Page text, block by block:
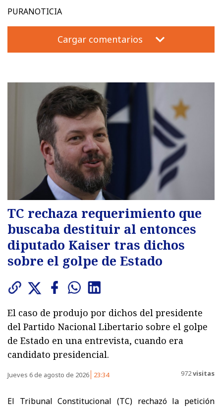
PURANOTICIA
Cargar comentarios
TC rechaza requerimiento que
buscaba destituir al entonces
diputado Kaiser tras dichos
sobre el golpe de Estado
El caso de produjo por dichos del presidente
del Partido Nacional Libertario sobre el golpe
de Estado en una entrevista, cuando era
candidato presidencial.
Jueves 6 de agosto de 2026 23:34 972visitas
El Tribunal Constitucional (TC) rechazó la petición